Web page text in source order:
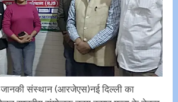
जानकी संस्थान (आरजेएस)नई दिल्ली का